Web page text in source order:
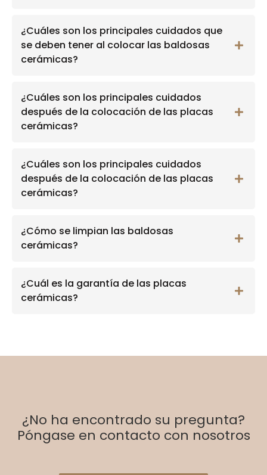
¿Cuáles son los principales cuidados que
se deben tener al colocar las baldosas
cerámicas?
¿Cuáles son los principales cuidados
después de la colocación de las placas
cerámicas?
¿Cuáles son los principales cuidados
después de la colocación de las placas
cerámicas?
¿Cómo se limpian las baldosas
cerámicas?
¿Cuál es la garantía de las placas
cerámicas?
¿No ha encontrado su pregunta?
Póngase en contacto con nosotros